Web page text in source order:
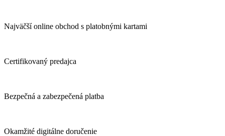
Najväčší online obchod s platobnými kartami
Certifikovaný predajca
Bezpečná a zabezpečená platba
Okamžité digitálne doručenie